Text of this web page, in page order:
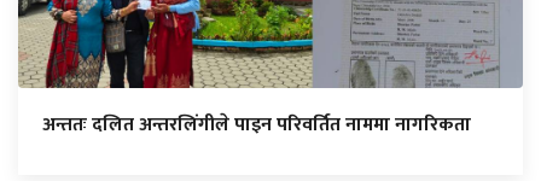
अन्ततः दलित अन्तरलिंगीले पाइन परिवर्तित नाममा नागरिकता